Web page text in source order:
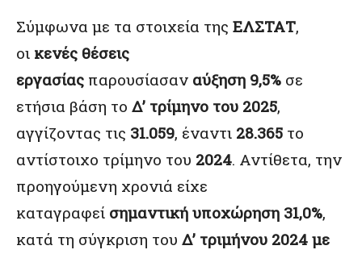
Σύμφωνα με τα στοιχεία της ΕΛΣΤΑΤ,
οι κενές θέσεις
εργασίας παρουσίασαν αύξηση 9,5% σε
ετήσια βάση το Δ’ τρίμηνο του 2025,
αγγίζοντας τις 31.059, έναντι 28.365 το
αντίστοιχο τρίμηνο του 2024. Αντίθετα, την
προηγούμενη χρονιά είχε
καταγραφεί σημαντική υποχώρηση 31,0%,
κατά τη σύγκριση του Δ’ τριμήνου 2024 με